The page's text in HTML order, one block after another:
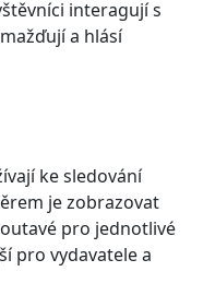
interagují s
a hlásí
ke sledování
je zobrazovat
pro jednotlivé
pro vydavatele a